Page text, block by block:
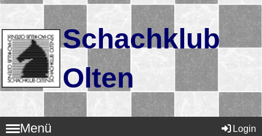
Schachklub
Olten
Menü Login